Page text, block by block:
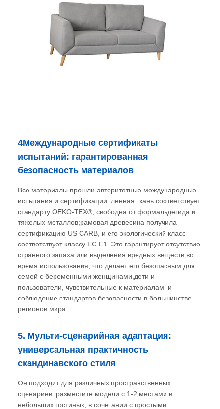
4Международные сертификаты
испытаний: гарантированная
безопасность материалов
Все материалы прошли авторитетные международные
испытания и сертификации: ленная ткань соответствует
стандарту OEKO-TEX®, свободна от формальдегида и
тяжелых металлов;рамовая древесина получила
сертификацию US CARB, и его экологический класс
соответствует классу ЕС E1. Это гарантирует отсутствие
странного запаха или выделения вредных веществ во
время использования, что делает его безопасным для
семей с беременными женщинами,дети и
пользователи, чувствительные к материалам, и
соблюдение стандартов безопасности в большинстве
регионов мира.
5. Мульти-сценарийная адаптация:
универсальная практичность
скандинавского стиля
Он подходит для различных пространственных
сценариев: разместите модели с 1-2 местами в
небольших гостиных, в сочетании с простыми